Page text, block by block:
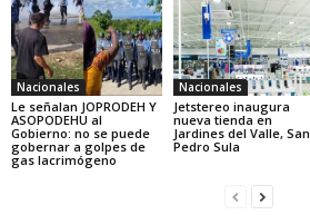
Nacionales
Le señalan JOPRODEH Y
ASOPODEHU al
Gobierno: no se puede
gobernar a golpes de
gas lacrimógeno
Nacionales
Jetstereo inaugura
nueva tienda en
Jardines del Valle, San
Pedro Sula